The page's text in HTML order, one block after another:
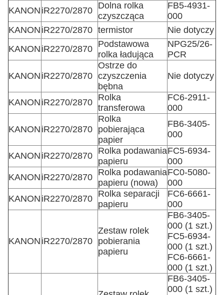
KANON iR2270/2870 Dolna rolka
czyszcząca
FB5-4931-
000
KANON iR2270/2870 termistor
Nie dotyczy
KANON iR2270/2870 Podstawowa
rolka ładująca
NPG25/26-
PCR
KANON iR2270/2870
Ostrze do
czyszczenia
bębna
Nie dotyczy
KANON iR2270/2870 Rolka
transferowa
FC6-2911-
000
KANON iR2270/2870
Rolka
pobierająca
papier
FB6-3405-
000
KANON iR2270/2870 Rolka podawania
papieru
FC5-6934-
000
KANON iR2270/2870 Rolka podawania
papieru (nowa)
FC0-5080-
000
KANON iR2270/2870 Rolka separacji
papieru
FC6-6661-
000
KANON iR2270/2870
Zestaw rolek
pobierania
papieru
FB6-3405-
000 (1 szt.)
FC5-6934-
000 (1 szt.)
FC6-6661-
000 (1 szt.)
FB6-3405-
000 (1 szt.)